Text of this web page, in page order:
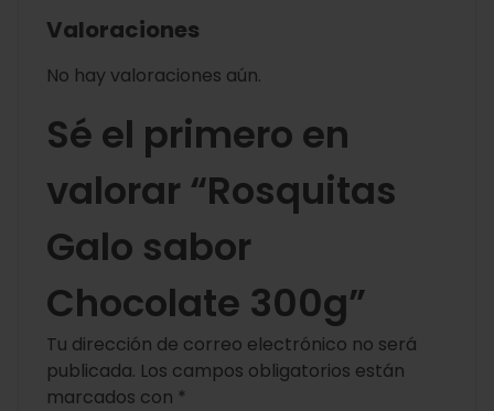
Valoraciones
No hay valoraciones aún.
Sé el primero en
valorar “Rosquitas
Galo sabor
Chocolate 300g”
Tu dirección de correo electrónico no será
publicada. Los campos obligatorios están
marcados con *